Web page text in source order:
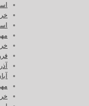
خرداد
مهر ۱۳۹۵ (۲)
خرداد
آذر ۱۳۹۴ (۲)
آبان
مهر ۱۳۹۴ (۳)
خرداد